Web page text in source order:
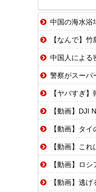
中国の海水浴
【なんで】
中国人による
警察がスーパ
【ヤバすぎ
【動画】DJI
【動画】タ
【動画】これ
【動画】ロシ
【動画】逃